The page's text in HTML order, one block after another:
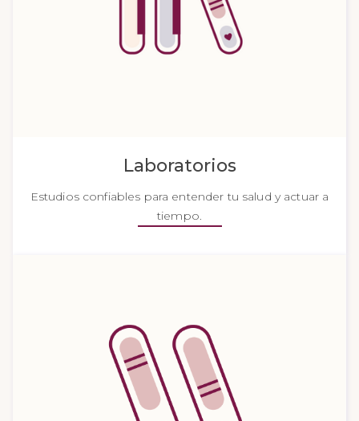
Laboratorios
Estudios confiables para entender tu salud y actuar a
tiempo.